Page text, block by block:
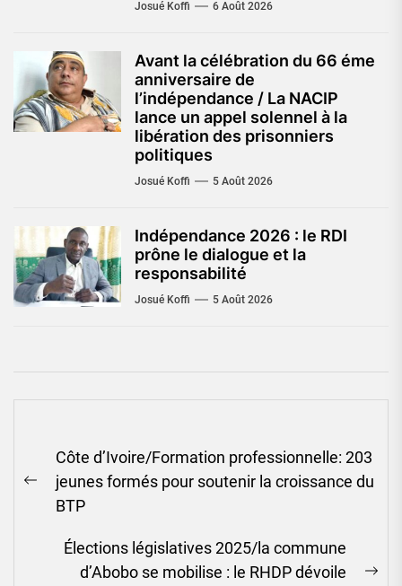
Josué Koffi 6 Août 2026
Avant la célébration du 66 éme
anniversaire de
l’indépendance / La NACIP
lance un appel solennel à la
libération des prisonniers
politiques
Josué Koffi 5 Août 2026
Indépendance 2026 : le RDI
prône le dialogue et la
responsabilité
Josué Koffi 5 Août 2026
de
l’article
Previous
post:
Côte d’Ivoire/Formation professionnelle: 203
jeunes formés pour soutenir la croissance du
BTP
Élections législatives 2025/la commune
d’Abobo se mobilise : le RHDP dévoile